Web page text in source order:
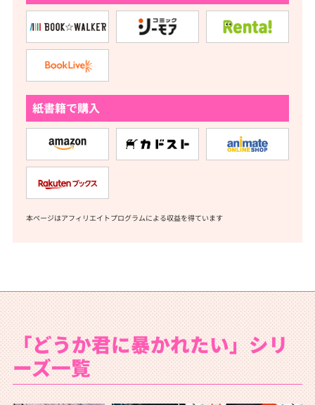
紙書籍で購入
本ページはアフィリエイトプログラムによる収益を得ています
「どうか君に暴かれたい」シリ
ーズ一覧